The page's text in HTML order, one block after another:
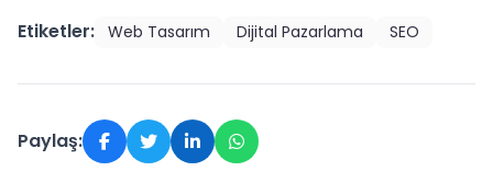
Etiketler: Web Tasarım Dijital Pazarlama SEO
Paylaş: